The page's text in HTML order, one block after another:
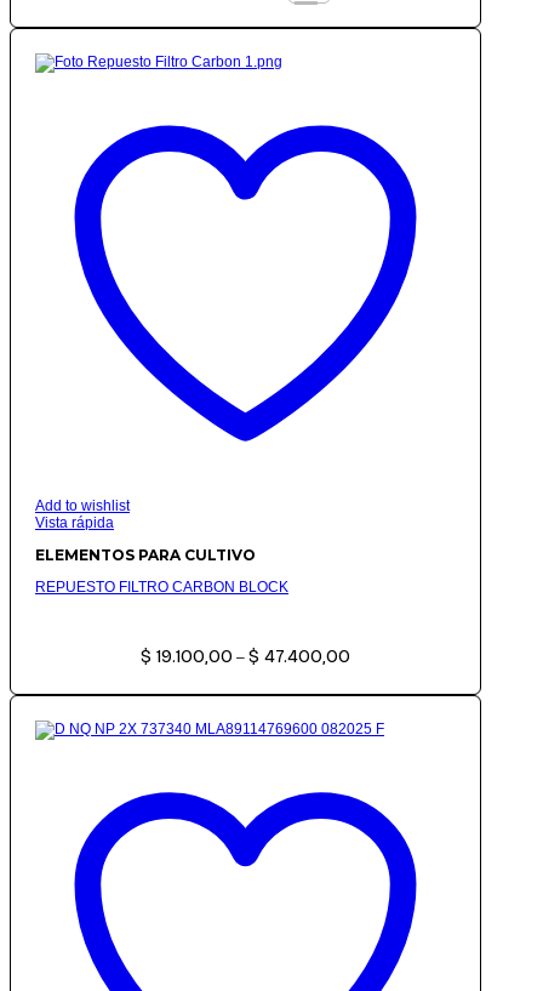
Add to wishlist
Vista rápida
ELEMENTOS PARA CULTIVO
REPUESTO FILTRO CARBON BLOCK
$ 19.100,00 – $ 47.400,00de
hasta
$ 47.400,00